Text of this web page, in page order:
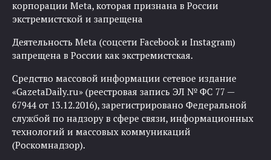
корпорации Meta, которая признана в России
экстремистской и запрещена
Деятельность Meta (соцсети Facebook и Instagram)
запрещена в России как экстремистская.
Средство массовой информации сетевое издание
«GazetaDaily.ru» (реестровая запись ЭЛ № ФС 77 —
67944 от 13.12.2016), зарегистрировано Федеральной
службой по надзору в сфере связи, информационных
технологий и массовых коммуникаций
(Роскомнадзор).